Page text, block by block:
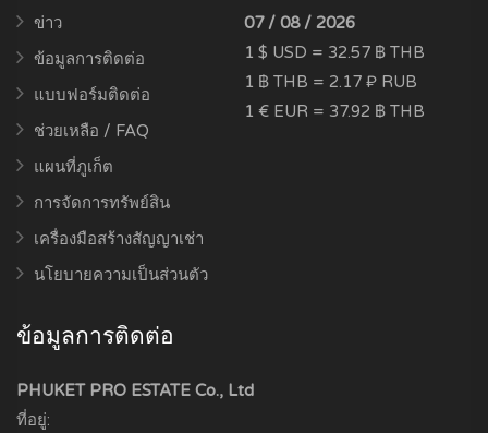
ข่าว
ข้อมูลการติดต่อ
แบบฟอร์มติดต่อ
ช่วยเหลือ / FAQ
แผนที่ภูเก็ต
การจัดการทรัพย์สิน
เครื่องมือสร้างสัญญาเช่า
นโยบายความเป็นส่วนตัว
07 / 08 / 2026
1 $ USD = 32.57 ฿ THB
1 ฿ THB = 2.17 ₽ RUB
1 € EUR = 37.92 ฿ THB
ข้อมูลการติดต่อ
PHUKET PRO ESTATE Co., Ltd
ที่อยู่: